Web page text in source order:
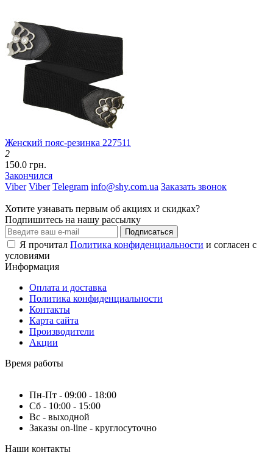
Женский пояс-резинка 227511
2
150.0 грн.
Закончился
Viber Viber Telegram info@shy.com.ua Заказать звонок
Хотите узнавать первым об акциях и скидках?
Подпишитесь на нашу рассылку
Подписаться
Я прочитал Политика конфиденциальности и согласен с
условиями
Информация
Оплата и доставка
Политика конфиденциальности
Контакты
Карта сайта
Производители
Акции
Время работы
Пн-Пт - 09:00 - 18:00
Сб - 10:00 - 15:00
Вс - выходной
Заказы on-line - круглосуточно
Наши контакты